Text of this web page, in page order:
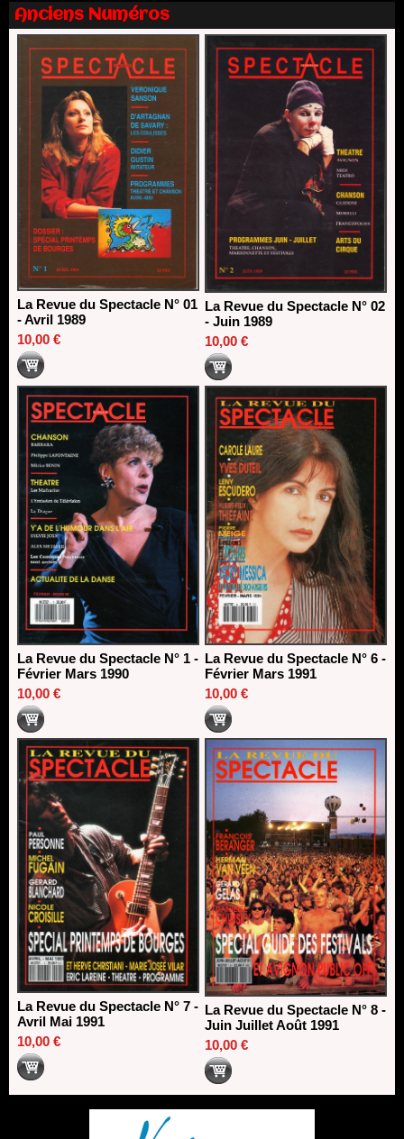
18/03/2026
Anciens Numéros
La Revue du Spectacle N° 01
- Avril 1989
10,00 €
La Revue du Spectacle N° 02
- Juin 1989
10,00 €
La Revue du Spectacle N° 1 -
Février Mars 1990
10,00 €
La Revue du Spectacle N° 6 -
Février Mars 1991
10,00 €
La Revue du Spectacle N° 7 -
Avril Mai 1991
10,00 €
La Revue du Spectacle N° 8 -
Juin Juillet Août 1991
10,00 €